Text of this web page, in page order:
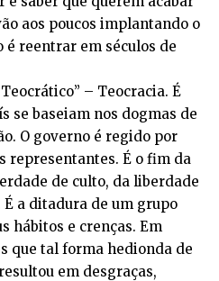
aos poucos implantando o
é reentrar em séculos de
– Teocracia. É
se baseiam nos dogmas de
O governo é regido por
representantes. É o fim da
de culto, da liberdade
a ditadura de um grupo
hábitos e crenças. Em
que tal forma hedionda de
em desgraças,